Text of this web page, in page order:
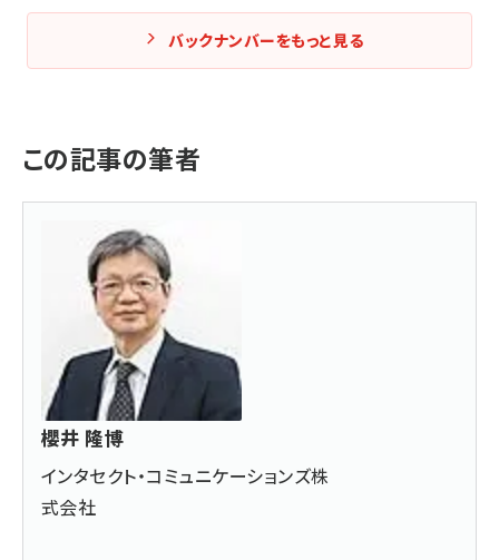
バックナンバーをもっと見る
この記事の筆者
櫻井 隆博
インタセクト・コミュニケーションズ株
式会社